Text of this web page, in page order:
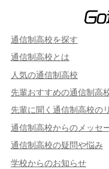
通信制高校を探す
通信制高校とは
人気の通信制高校
先輩おすすめの通信制高
先輩に聞く通信制高校の
通信制高校からのメッセ
通信制高校の疑問や悩み
学校からのお知らせ